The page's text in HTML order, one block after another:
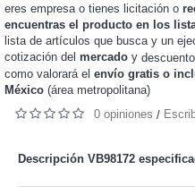
eres empresa o tienes licitación o
encuentras el producto en los
lista de artículos que busca y un
cotización del mercado y
como valorará el envío gratis o
México (área metropolitana)
0 opiniones /
Descripción VB98172